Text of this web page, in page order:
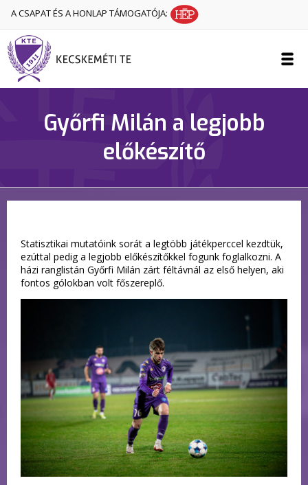
A CSAPAT ÉS A HONLAP TÁMOGATÓJA:
Győrfi Milán a legjobb
előkészítő
Statisztikai mutatóink sorát a legtöbb játékperccel kezdtük,
ezúttal pedig a legjobb előkészítőkkel fogunk foglalkozni. A
házi ranglistán Győrfi Milán zárt féltávnál az első helyen, aki
fontos gólokban volt főszereplő.